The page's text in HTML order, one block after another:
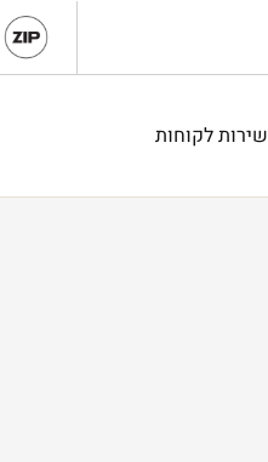
שירות לקוחות